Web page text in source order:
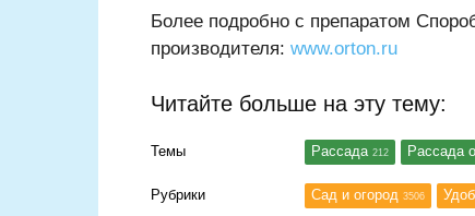
Более подробно с препаратом
производителя: www.orton.ru
Читайте больше на эту тему:
Темы Рассада 212 Рассада
Рубрики Сад и огород 3506